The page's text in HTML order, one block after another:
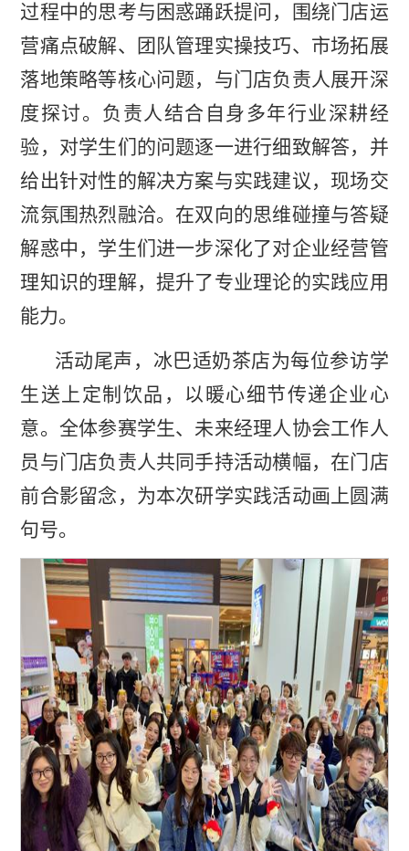
过程中的思考与困惑踊跃提问，围绕门店运
营痛点破解、团队管理实操技巧、市场拓展
落地策略等核心问题，与门店负责人展开深
度探讨。负责人结合自身多年行业深耕经
验，对学生们的问题逐一进行细致解答，并
给出针对性的解决方案与实践建议，现场交
流氛围热烈融洽。在双向的思维碰撞与答疑
解惑中，学生们进一步深化了对企业经营管
理知识的理解，提升了专业理论的实践应用
能力。
活动尾声，冰巴适奶茶店为每位参访学
生送上定制饮品，以暖心细节传递企业心
意。全体参赛学生、未来经理人协会工作人
员与门店负责人共同手持活动横幅，在门店
前合影留念，为本次研学实践活动画上圆满
句号。